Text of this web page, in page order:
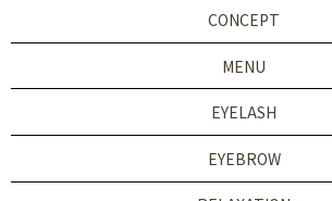
CONCEPT
MENU
EYELASH
EYEBROW